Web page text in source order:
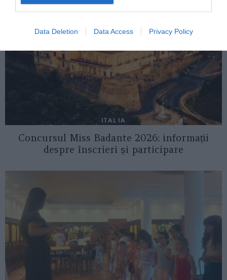
Data Deletion Data Access Privacy Policy
ITALIA
Concursul Miss Badante 2026: informații
despre înscrieri și participare